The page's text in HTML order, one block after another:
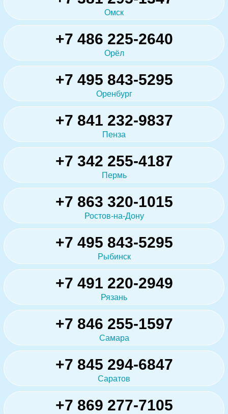
Омск
+7 486 225-2640
Орёл
+7 495 843-5295
Оренбург
+7 841 232-9837
Пенза
+7 342 255-4187
Пермь
+7 863 320-1015
Ростов-на-Дону
+7 495 843-5295
Рыбинск
+7 491 220-2949
Рязань
+7 846 255-1597
Самара
+7 845 294-6847
Саратов
+7 869 277-7105